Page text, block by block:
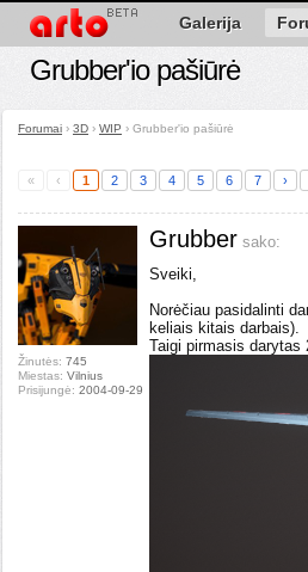
Galerija
Grubber'io pašiūrė
Forumai › 3D › WIP › Grubber'io pašiūrė
« ‹ 1 2 3 4 5 6 7 ›
Žinutės: 745
Miestas: Vilnius
Prisijungė: 2004-09-29
Grubber sako:
Sveiki,
Norėčiau pasidalinti
keliais kitais darbais).
Taigi pirmasis darytas